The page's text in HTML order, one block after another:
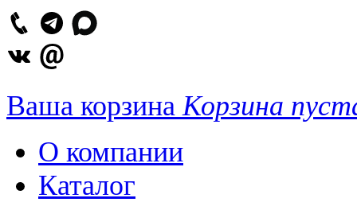
Ваша корзина Корзина
О компании
Каталог